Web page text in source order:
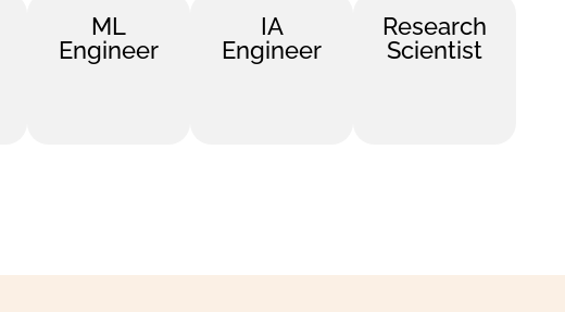
ML
Engineer
IA
Engineer
Research
Scientist